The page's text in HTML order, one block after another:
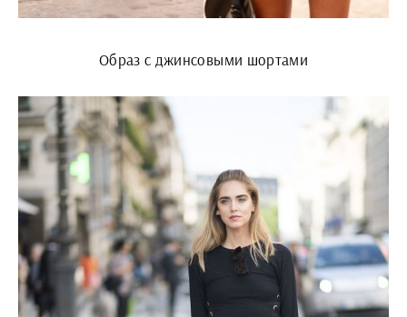
Образ с джинсовыми шортами